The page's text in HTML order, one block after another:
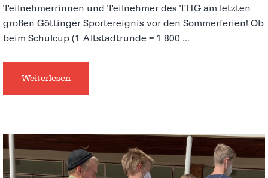
Teilnehmerrinnen und Teilnehmer des THG am letzten
großen Göttinger Sportereignis vor den Sommerferien! Ob
beim Schulcup (1 Altstadtrunde = 1 800 …
Weiterlesen